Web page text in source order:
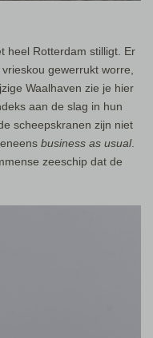
heel Rotterdam stilligt. Er
gewerrukt worre,
Waalhaven zie je hier
aan de slag in hun
scheepskranen zijn niet
business as usual.
zeeschip dat de